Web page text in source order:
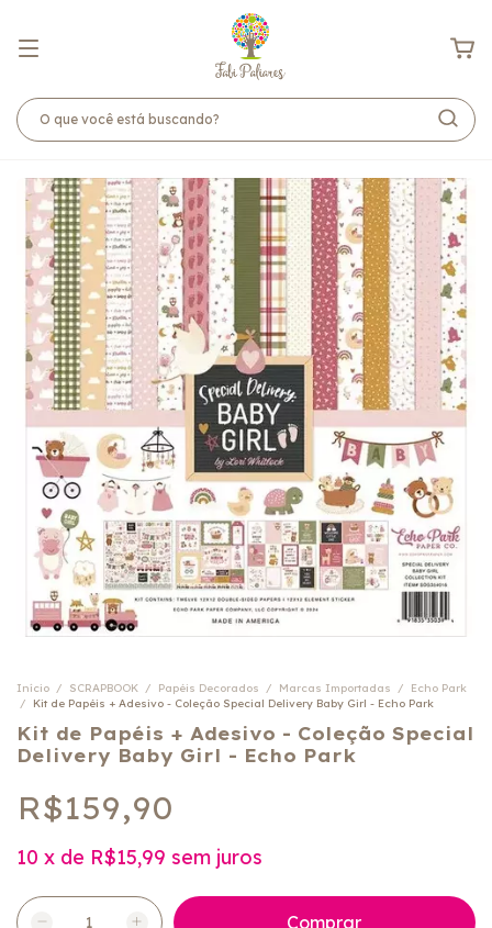
Início / SCRAPBOOK / Papéis Decorados / Marcas Importadas /
Echo Park
/
Kit de Papéis + Adesivo - Coleção Special Delivery Baby Girl - Echo Park
Kit de Papéis + Adesivo - Coleção Special
Delivery Baby Girl - Echo Park
R$159,90
10 x de R$15,99 sem juros